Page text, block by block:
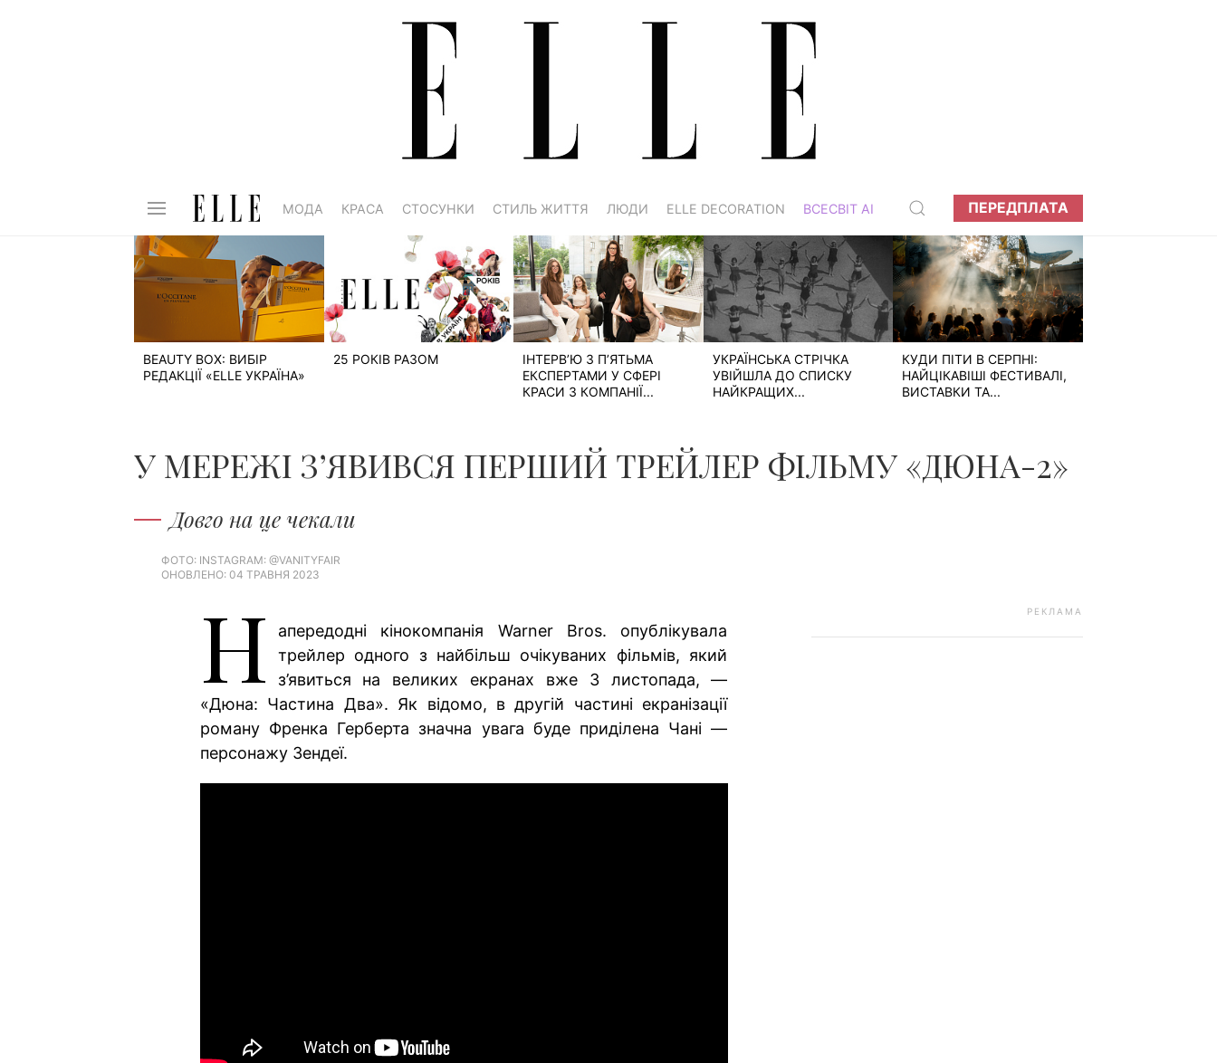
МОДА КРАСА СТОСУНКИ СТИЛЬ ЖИТТЯ ЛЮДИ ELLE DECORATION ВСЕСВІТ АІ ПЕРЕДПЛАТА
BEAUTY BOX: ВИБІР
РЕДАКЦІЇ «ELLE УКРАЇНА»
25 РОКІВ РАЗОМ
ІНТЕРВ’Ю З П’ЯТЬМА
ЕКСПЕРТАМИ У СФЕРІ
КРАСИ З КОМПАНІЇ...
УКРАЇНСЬКА СТРІЧКА
УВІЙШЛА ДО СПИСКУ
НАЙКРАЩИХ...
КУДИ ПІТИ В СЕРПНІ:
НАЙЦІКАВІШІ ФЕСТИВАЛІ,
ВИСТАВКИ ТА...
У МЕРЕЖІ З’ЯВИВСЯ ПЕРШИЙ ТРЕЙЛЕР ФІЛЬМУ «ДЮНА-2»
Довго на це чекали
ФОТО: INSTAGRAM: @VANITYFAIR
ОНОВЛЕНО: 04 ТРАВНЯ 2023
Н
апередодні кінокомпанія Warner Bros. опублікувала
трейлер одного з найбільш очікуваних фільмів, який
з’явиться на великих екранах вже 3 листопада, —
«Дюна: Частина Два». Як відомо, в другій частині екранізації
роману Френка Герберта значна увага буде приділена Чані —
персонажу Зендеї.
РЕКЛАМА